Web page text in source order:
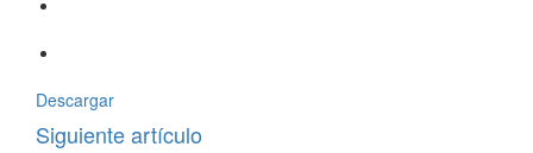
Descargar
Siguiente artículo